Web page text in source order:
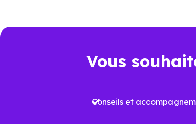
Vous
Conseils et